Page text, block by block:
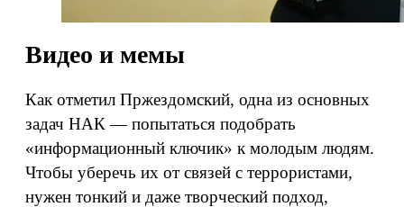
Видео и мемы
Как отметил Пржездомский, одна из основных
задач НАК — попытаться подобрать
«информационный ключик» к молодым людям.
Чтобы уберечь их от связей с террористами,
нужен тонкий и даже творческий подход,